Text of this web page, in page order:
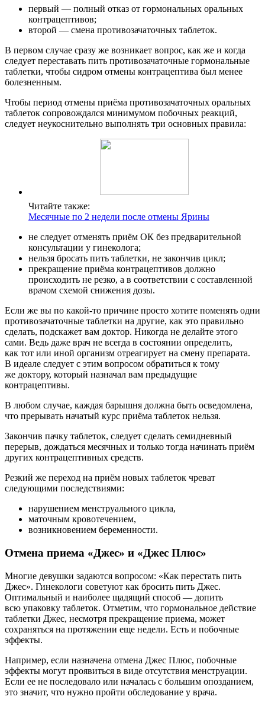
первый — полный отказ от гормональных оральных
контрацептивов;
второй — смена противозачаточных таблеток.
В первом случае сразу же возникает вопрос, как же и когда
следует переставать пить противозачаточные гормональные
таблетки, чтобы сидром отмены контрацептива был менее
болезненным.
Чтобы период отмены приёма противозачаточных оральных
таблеток сопровождался минимумом побочных реакций,
следует неукоснительно выполнять три основных правила:
Читайте также:
Месячные по 2 недели после отмены Ярины
не следует отменять приём ОК без предварительной
консультации у гинеколога;
нельзя бросать пить таблетки, не закончив цикл;
прекращение приёма контрацептивов должно
происходить не резко, а в соответствии с составленной
врачом схемой снижения дозы.
Если же вы по какой-то причине просто хотите поменять одни
противозачаточные таблетки на другие, как это правильно
сделать, подскажет вам доктор. Никогда не делайте этого
сами. Ведь даже врач не всегда в состоянии определить,
как тот или иной организм отреагирует на смену препарата.
В идеале следует с этим вопросом обратиться к тому
же доктору, который назначал вам предыдущие
контрацептивы.
В любом случае, каждая барышня должна быть осведомлена,
что прерывать начатый курс приёма таблеток нельзя.
Закончив пачку таблеток, следует сделать семидневный
перерыв, дождаться месячных и только тогда начинать приём
других контрацептивных средств.
Резкий же переход на приём новых таблеток чреват
следующими последствиями:
нарушением менструального цикла,
маточным кровотечением,
возникновением беременности.
Отмена приема «Джес» и «Джес Плюс»
Многие девушки задаются вопросом: «Как перестать пить
Джес». Гинекологи советуют как бросить пить Джес.
Оптимальный и наиболее щадящий способ — допить
всю упаковку таблеток. Отметим, что гормональное действие
таблетки Джес, несмотря прекращение приема, может
сохраняться на протяжении еще недели. Есть и побочные
эффекты.
Например, если назначена отмена Джес Плюс, побочные
эффекты могут проявиться в виде отсутствия менструации.
Если ее не последовало или началась с большим опозданием,
это значит, что нужно пройти обследование у врача.